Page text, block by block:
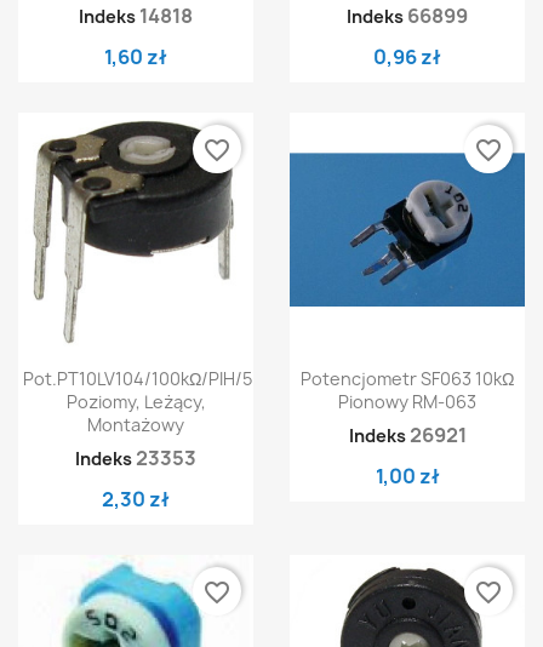
Indeks 14818
1,60 zł
Indeks 66899
0,96 zł
Pot.PT10LV104/100kΩ/PIH/500
Poziomy, Leżący,
Montażowy
Indeks 23353
2,30 zł
favorite_border
Potencjometr SF063 10kΩ
Pionowy RM-063
Indeks 26921
1,00 zł
favorite_border
favorite_border favorite_border